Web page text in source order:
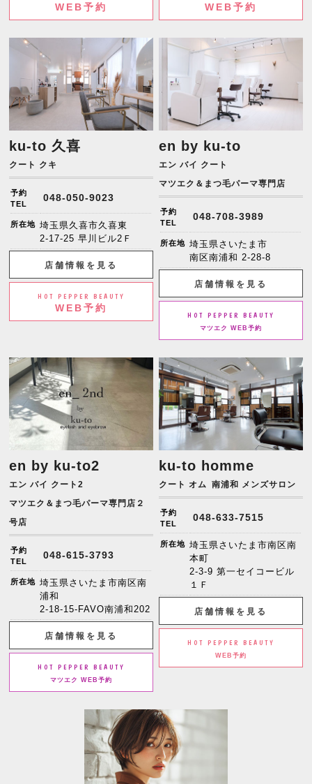
WEB予約 WEB予約
ku-to 久喜
クート クキ
予約
TEL
048-050-9023
所在地 埼玉県久喜市久喜東
2-17-25 早川ビル2Ｆ
店舗情報を見る
HOT PEPPER BEAUTY
WEB予約
en by ku-to
エン バイ クート
マツエク＆まつ毛パーマ専門店
予約
TEL
048-708-3989
所在地 埼玉県さいたま市
南区南浦和 2-28-8
店舗情報を見る
HOT PEPPER BEAUTY
マツエク WEB予約
en by ku-to2
エン バイ クート2
マツエク＆まつ毛パーマ専門店２
号店
予約
TEL
048-615-3793
所在地 埼玉県さいたま市南区南
浦和
2-18-15-FAVO南浦和202
店舗情報を見る
HOT PEPPER BEAUTY
マツエク WEB予約
ku-to homme
クート オム 南浦和 メンズサロン
予約
TEL
048-633-7515
所在地 埼玉県さいたま市南区南
本町
2-3-9 第一セイコービル
１Ｆ
店舗情報を見る
HOT PEPPER BEAUTY
WEB予約